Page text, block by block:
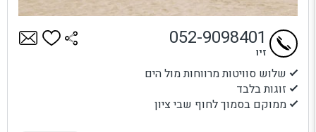
שלוש סוויטות מרווחות מול הים
זוגות בלבד
ממוקם בסמוך לחוף שבי ציון
052-9098401
זיו